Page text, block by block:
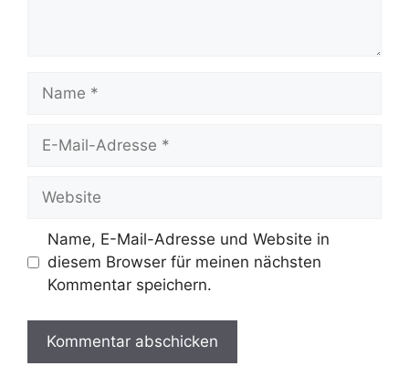
Name
Website
Name, E-Mail-Adresse und Website in
diesem Browser für meinen nächsten
Kommentar speichern.